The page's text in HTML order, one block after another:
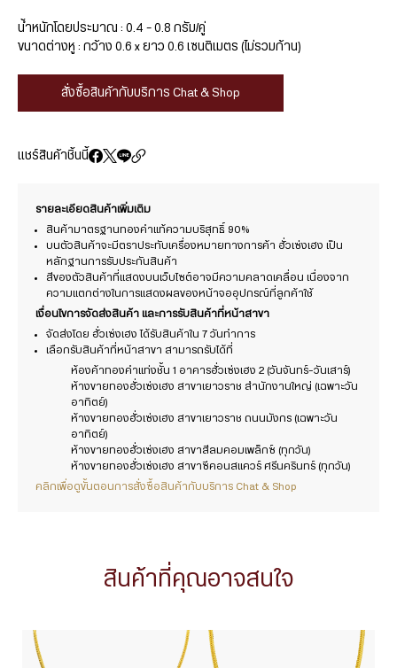
น้ำหนักโดยประมาณ : 0.4 – 0.8 กรัม/คู่
ขนาดต่างหู : กว้าง 0.6 x ยาว 0.6 เซนติเมตร (ไม่รวมก้าน)
สั่งซื้อสินค้ากับบริการ Chat & Shop
แชร์สินค้าชิ้นนี้
รายละเอียดสินค้าเพิ่มเติม
สินค้ามาตรฐานทองคำแท้ความบริสุทธิ์ 90%
บนตัวสินค้าจะมีตราประทับเครื่องหมายทางการค้า ฮั่วเซ่งเฮง เป็น
หลักฐานการรับประกันสินค้า
สีของตัวสินค้าที่แสดงบนเว็บไซต์อาจมีความคลาดเคลื่อน เนื่องจาก
ความแตกต่างในการแสดงผลของหน้าจออุปกรณ์ที่ลูกค้าใช้
เงื่อนไขการจัดส่งสินค้า และการรับสินค้าที่หน้าสาขา
จัดส่งโดย ฮั่วเซ่งเฮง ได้รับสินค้าใน 7 วันทำการ
เลือกรับสินค้าที่หน้าสาขา สามารถรับได้ที่
ห้องค้าทองคำแท่งชั้น 1 อาคารฮั่วเซ่งเฮง 2 (วันจันทร์-วันเสาร์)
ห้างขายทองฮั่วเซ่งเฮง สาขาเยาวราช สำนักงานใหญ่ (เฉพาะวัน
อาทิตย์)
ห้างขายทองฮั่วเซ่งเฮง สาขาเยาวราช ถนนมังกร (เฉพาะวัน
อาทิตย์)
ห้างขายทองฮั่วเซ่งเฮง สาขาสีลมคอมเพล็กซ์ (ทุกวัน)
ห้างขายทองฮั่วเซ่งเฮง สาขาซีคอนสแควร์ ศรีนครินทร์ (ทุกวัน)
คลิกเพื่อดูขั้นตอนการสั่งซื้อสินค้ากับบริการ Chat & Shop
สินค้าที่คุณอาจสนใจ